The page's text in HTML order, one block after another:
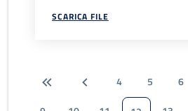
SCARICA FILE
4 5 6